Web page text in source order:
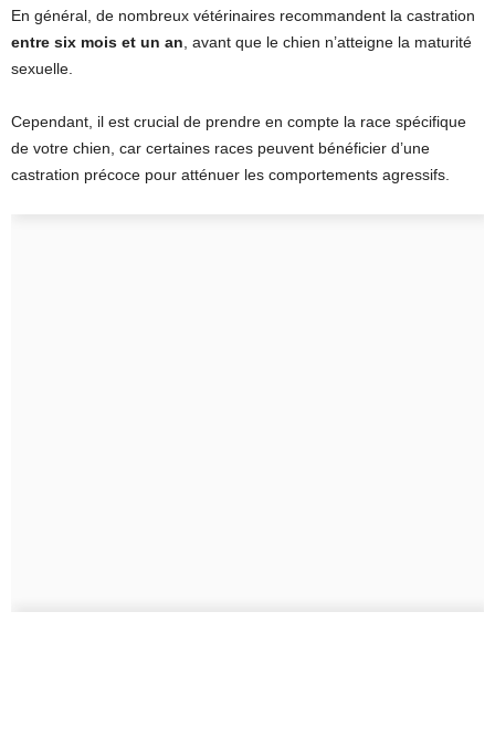
En général, de nombreux vétérinaires recommandent la castration
entre six mois et un an, avant que le chien n’atteigne la maturité
sexuelle.
Cependant, il est crucial de prendre en compte la race spécifique
de votre chien, car certaines races peuvent bénéficier d’une
castration précoce pour atténuer les comportements agressifs.